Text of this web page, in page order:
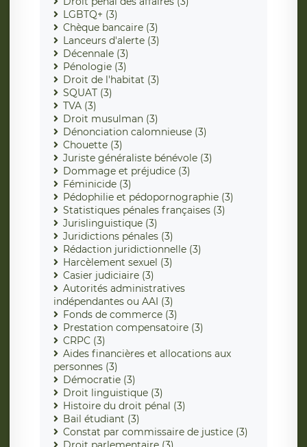
LGBTQ+ (3)
Chèque bancaire (3)
Lanceurs d'alerte (3)
Décennale (3)
Pénologie (3)
Droit de l'habitat (3)
SQUAT (3)
TVA (3)
Droit musulman (3)
Dénonciation calomnieuse (3)
Chouette (3)
Juriste généraliste bénévole (3)
Dommage et préjudice (3)
Féminicide (3)
Pédophilie et pédopornographie (3)
Statistiques pénales françaises (3)
Jurislinguistique (3)
Juridictions pénales (3)
Rédaction juridictionnelle (3)
Harcèlement sexuel (3)
Casier judiciaire (3)
Autorités administratives
indépendantes ou AAI (3)
Fonds de commerce (3)
Prestation compensatoire (3)
CRPC (3)
Aides financières et allocations aux
personnes (3)
Démocratie (3)
Droit linguistique (3)
Histoire du droit pénal (3)
Bail étudiant (3)
Constat par commissaire de justice (3)